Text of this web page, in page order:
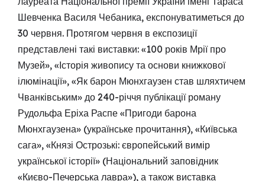
Шевченка Василя Чебаника, експонуватиметься до
30 червня. Протягом червня в експозиції
представлені такі виставки: «100 років Мрії про
Музей», «Історія живопису та основи книжкової
ілюмінації», «Як барон Мюнхгаузен став шляхтичем
Чванківським» до 240-річчя публікації роману
Рудольфа Еріха Распе «Пригоди барона
Мюнхгаузена» (українське прочитання), «Київська
сага», «Князі Острозькі: європейський вимір
української історії» (Національний заповідник
«Києво-Печерська лавра»), а також виставка